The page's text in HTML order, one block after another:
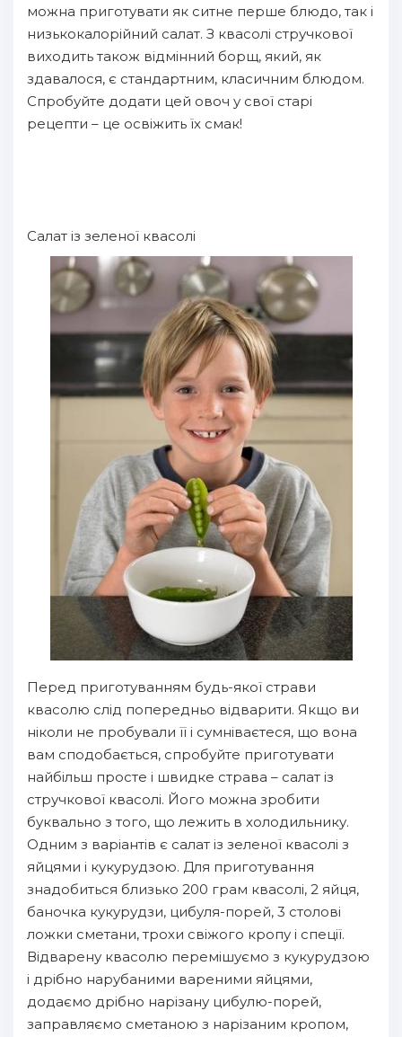
можна приготувати як ситне перше блюдо, так і
низькокалорійний салат. З квасолі стручкової
виходить також відмінний борщ, який, як
здавалося, є стандартним, класичним блюдом.
Спробуйте додати цей овоч у свої старі
рецепти – це освіжить їх смак!
Салат із зеленої квасолі
Перед приготуванням будь-якої страви
квасолю слід попередньо відварити. Якщо ви
ніколи не пробували її і сумніваєтеся, що вона
вам сподобається, спробуйте приготувати
найбільш просте і швидке страва – салат із
стручкової квасолі. Його можна зробити
буквально з того, що лежить в холодильнику.
Одним з варіантів є салат із зеленої квасолі з
яйцями і кукурудзою. Для приготування
знадобиться близько 200 грам квасолі, 2 яйця,
баночка кукурудзи, цибуля-порей, 3 столові
ложки сметани, трохи свіжого кропу і спеції.
Відварену квасолю перемішуємо з кукурудзою
і дрібно нарубаними вареними яйцями,
додаємо дрібно нарізану цибулю-порей,
заправляємо сметаною з нарізаним кропом,